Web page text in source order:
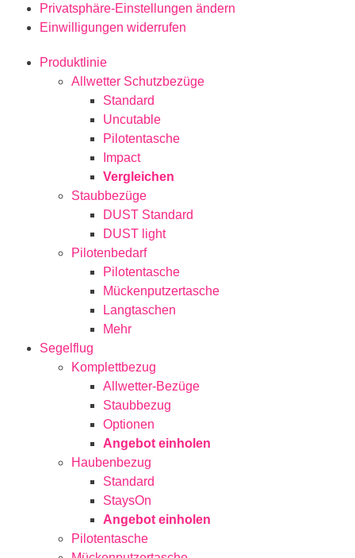
Privatsphäre-Einstellungen ändern
Einwilligungen widerrufen
Produktlinie
Allwetter Schutzbezüge
Standard
Uncutable
Pilotentasche
Impact
Vergleichen
Staubbezüge
DUST Standard
DUST light
Pilotenbedarf
Pilotentasche
Mückenputzertasche
Langtaschen
Mehr
Segelflug
Komplettbezug
Allwetter-Bezüge
Staubbezug
Optionen
Angebot einholen
Haubenbezug
Standard
StaysOn
Angebot einholen
Pilotentasche